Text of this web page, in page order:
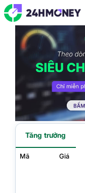
Tăng trưởng
Mã Giá